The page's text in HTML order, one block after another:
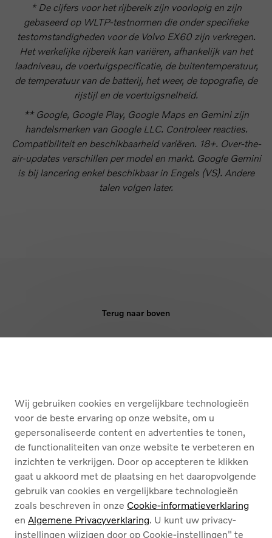
* De cijfers voor het rijbereik zijn voorlopig en zijn
gebaseerd op WLTP-testnormen die onder specifieke
testomstandigheden voor de Volvo EX60 zijn verkregen.
Het werkelijke rijbereik kan variëren, afhankelijk van het
laadniveau, de voertuigspecificatie, de buitentemperatuur,
de temperatuur van de batterij, het weer, de topografie, de
rijstijl en de voertuigsnelheid.
** Google, Google Play, Google Maps en Gemini zijn
handelsmerken van Google LLC. Controleer reacties.
Compatibiliteit en beschikbaarheid variëren. 18+. Over-the-
air-updates verschillen per model en markt. Google Gemini
is bij lancering enkel beschikbaar in Engels (VS). Andere
talen volgen later.
Terug naar boven
OVER ONS
Nederlands Français
Wij gebruiken cookies en vergelijkbare technologieën
voor de beste ervaring op onze website, om u
gepersonaliseerde content en advertenties te tonen,
de functionaliteiten van onze website te verbeteren en
inzichten te verkrijgen. Door op accepteren te klikken
gaat u akkoord met de plaatsing en het daaropvolgende
gebruik van cookies en vergelijkbare technologieën
zoals beschreven in onze Cookie-informatieverklaring
en Algemene Privacyverklaring. U kunt uw privacy-
instellingen wijzigen door op Cookie-instellingen" te